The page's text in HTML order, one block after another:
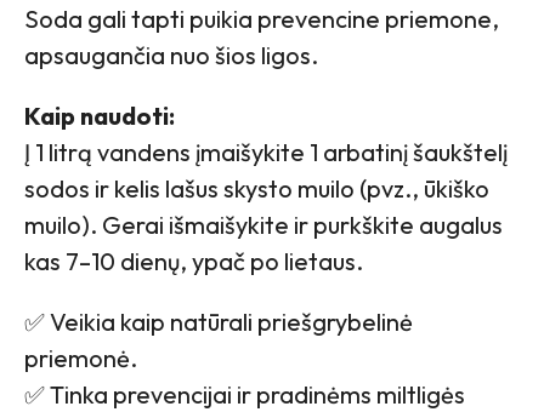
Soda gali tapti puikia prevencine priemone,
apsaugančia nuo šios ligos.
Kaip naudoti:
Į 1 litrą vandens įmaišykite 1 arbatinį šaukštelį
sodos ir kelis lašus skysto muilo (pvz., ūkiško
muilo). Gerai išmaišykite ir purkškite augalus
kas 7–10 dienų, ypač po lietaus.
✅ Veikia kaip natūrali priešgrybelinė
priemonė.
✅ Tinka prevencijai ir pradinėms miltligės